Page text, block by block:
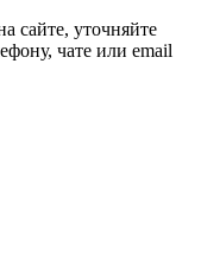
сайте, уточняйте
чате или email